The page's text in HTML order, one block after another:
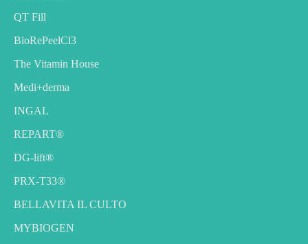
QT Fill
BioRePeelCl3
The Vitamin House
Medi+derma
INGAL
REPART®
DG-lift®️
PRX-T33®
BELLAVITA IL CULTO
MYBIOGEN